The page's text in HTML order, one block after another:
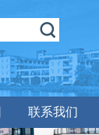
联系我们